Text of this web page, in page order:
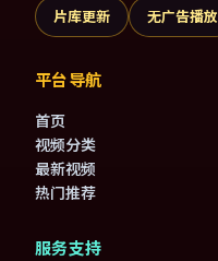
片库更新 无广告播放
平台导航
首页
视频分类
最新视频
热门推荐
服务支持